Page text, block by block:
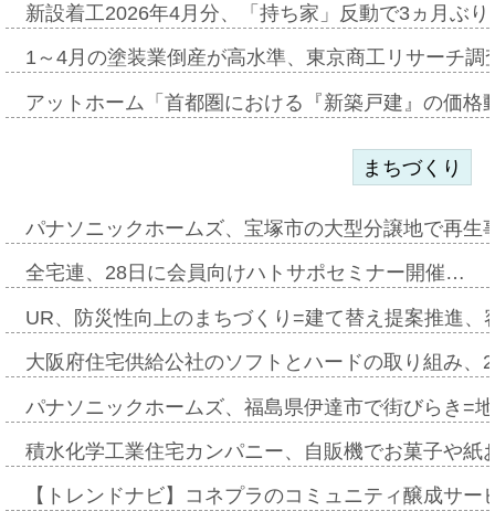
新設着工2026年4月分、「持ち家」反動で3ヵ月ぶ
1～4月の塗装業倒産が高水準、東京商工リサーチ
アットホーム「首都圏における『新築戸建』の価
まちづくり
パナソニックホームズ、宝塚市の大型分譲地で再
全宅連、28日に会員向けハトサポセミナー開催…
UR、防災性向上のまちづくり=建て替え提案推進
大阪府住宅供給公社のソフトとハードの取り組み
パナソニックホームズ、福島県伊達市で街びらき=
積水化学工業住宅カンパニー、自販機でお菓子や
【トレンドナビ】コネプラのコミュニティ醸成サ